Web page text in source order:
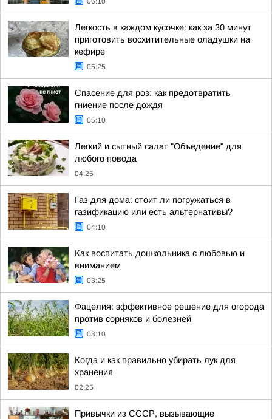
Легкость в каждом кусочке: как за 30 минут
приготовить восхитительные оладушки на
кефире
05:25
Спасение для роз: как предотвратить
гниение после дождя
05:10
Легкий и сытный салат "Объедение" для
любого повода
04:25
Газ для дома: стоит ли погружаться в
газификацию или есть альтернативы?
04:10
Как воспитать дошкольника с любовью и
вниманием
03:25
Фацелия: эффективное решение для огорода
против сорняков и болезней
03:10
Когда и как правильно убирать лук для
хранения
02:25
Привычки из СССР, вызывающие